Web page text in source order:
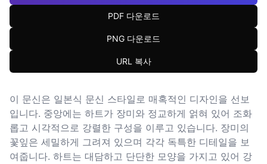
PDF 다운로드
PNG 다운로드
URL 복사
이 문신은 일본식 문신 스타일로 매혹적인 디자인을 선보
입니다. 중앙에는 하트가 장미와 정교하게 얽혀 있어 조화
롭고 시각적으로 강렬한 구성을 이루고 있습니다. 장미의
꽃잎은 세밀하게 그려져 있으며 각각 독특한 디테일을 보
여줍니다. 하트는 대담하고 단단한 모양을 가지고 있어 강